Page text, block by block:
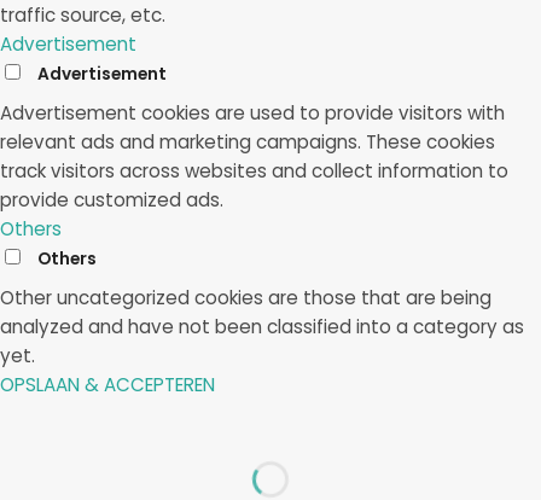
traffic source, etc.
Advertisement
Advertisement
Advertisement cookies are used to provide visitors with
relevant ads and marketing campaigns. These cookies
track visitors across websites and collect information to
provide customized ads.
Others
Others
Other uncategorized cookies are those that are being
analyzed and have not been classified into a category as
yet.
OPSLAAN & ACCEPTEREN